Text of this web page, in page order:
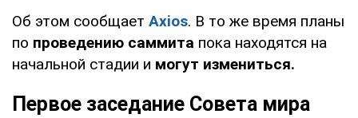
Об этом сообщает Axios. В то же время планы
по проведению саммита пока находятся на
начальной стадии и могут измениться.
Первое заседание Совета мира